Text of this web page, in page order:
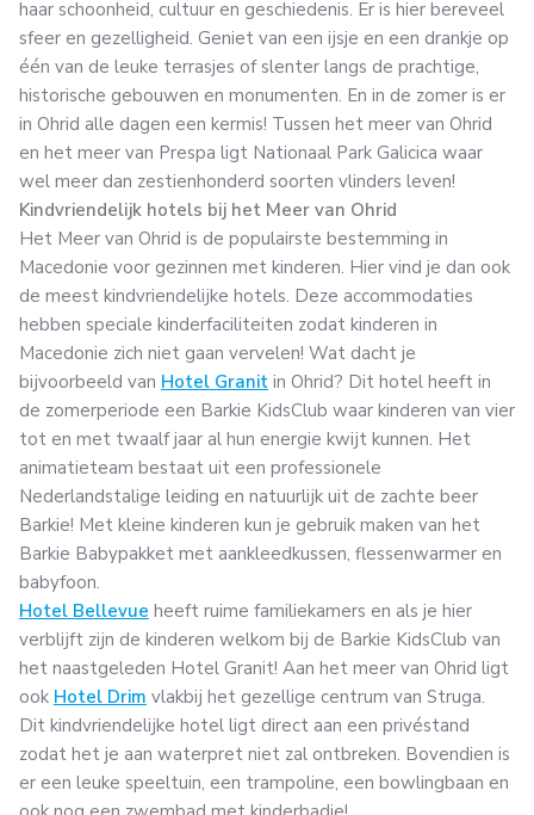
haar schoonheid, cultuur en geschiedenis. Er is hier bereveel
sfeer en gezelligheid. Geniet van een ijsje en een drankje op
één van de leuke terrasjes of slenter langs de prachtige,
historische gebouwen en monumenten. En in de zomer is er
in Ohrid alle dagen een kermis! Tussen het meer van Ohrid
en het meer van Prespa ligt Nationaal Park Galicica waar
wel meer dan zestienhonderd soorten vlinders leven!
Kindvriendelijk hotels bij het Meer van Ohrid
Het Meer van Ohrid is de populairste bestemming in
Macedonie voor gezinnen met kinderen. Hier vind je dan ook
de meest kindvriendelijke hotels. Deze accommodaties
hebben speciale kinderfaciliteiten zodat kinderen in
Macedonie zich niet gaan vervelen! Wat dacht je
bijvoorbeeld van Hotel Granit in Ohrid? Dit hotel heeft in
de zomerperiode een Barkie KidsClub waar kinderen van vier
tot en met twaalf jaar al hun energie kwijt kunnen. Het
animatieteam bestaat uit een professionele
Nederlandstalige leiding en natuurlijk uit de zachte beer
Barkie! Met kleine kinderen kun je gebruik maken van het
Barkie Babypakket met aankleedkussen, flessenwarmer en
babyfoon.
Hotel Bellevue heeft ruime familiekamers en als je hier
verblijft zijn de kinderen welkom bij de Barkie KidsClub van
het naastgeleden Hotel Granit! Aan het meer van Ohrid ligt
ook Hotel Drim vlakbij het gezellige centrum van Struga.
Dit kindvriendelijke hotel ligt direct aan een privéstand
zodat het je aan waterpret niet zal ontbreken. Bovendien is
er een leuke speeltuin, een trampoline, een bowlingbaan en